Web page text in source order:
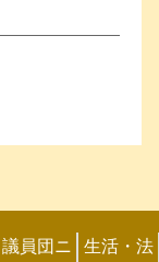
議員団ニ
生活・法